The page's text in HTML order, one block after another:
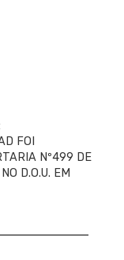
FOI
Nº499 DE
D.O.U. EM